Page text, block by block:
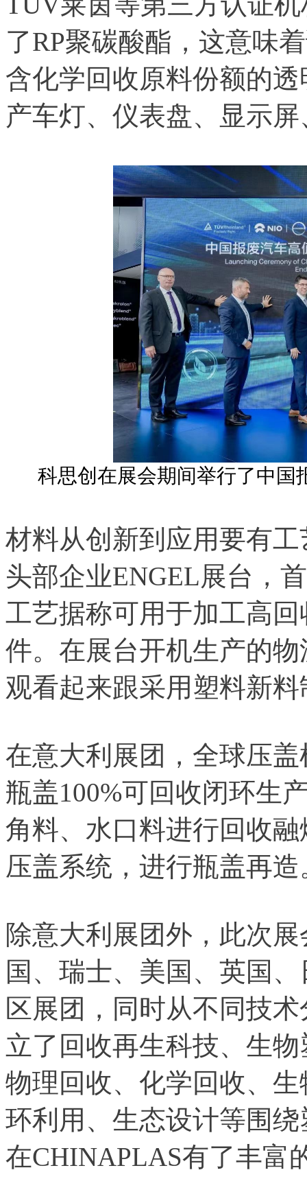
了RP聚碳酸酯，这意味
含化学回收原料份额的
产车灯、仪表盘、显示
科思创在展会期间举行了中国
材料从创新到应用要有
头部企业ENGEL展台，
工艺据称可用于加工高
件。在展台开机生产的
观看起来跟采用塑料新
在意大利展团，全球压
瓶盖100%可回收闭环生
角料、水口料进行回收
压盖系统，进行瓶盖再造
除意大利展团外，此次
国、瑞士、美国、英国
区展团，同时从不同技
立了回收再生科技、生
物理回收、化学回收、
环利用、生态设计等围
在CHINAPLAS有了丰富